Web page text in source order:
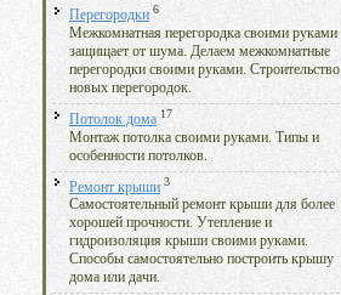
Перегородки 6
Межкомнатная перегородка своими руками
защищает от шума. Делаем межкомнатные
перегородки своими руками. Строительство
новых перегородок.
Потолок дома 17
Монтаж потолка своими руками. Типы и
особенности потолков.
Ремонт крыши 3
Самостоятельный ремонт крыши для более
хорошей прочности. Утепление и
гидроизоляция крыши своими руками.
Способы самостоятельно построить крышу
дома или дачи.